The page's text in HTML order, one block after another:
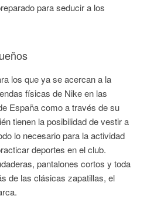
para seducir a los
los que ya se acercan a la
físicas de Nike en las
España como a través de su
tienen la posibilidad de vestir a
lo necesario para la actividad
deportes en el club.
pantalones cortos y toda
de las clásicas zapatillas, el